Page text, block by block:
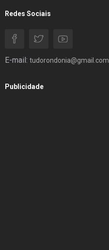
Redes Sociais
E-mail: tudorondonia@gmail.com
Publicidade